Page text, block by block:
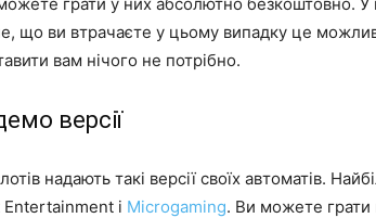
що ви втрачаєте у цьому випадку це
вам нічого не потрібно.
версії
надають такі версії своїх автоматів.
і Microgaming. Ви можете грати